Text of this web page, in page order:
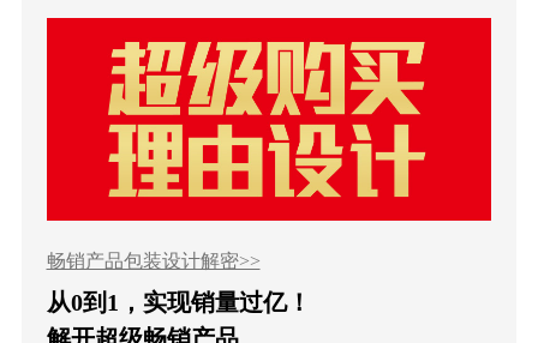
畅销产品包装设计解密>>
从0到1，实现销量过亿！